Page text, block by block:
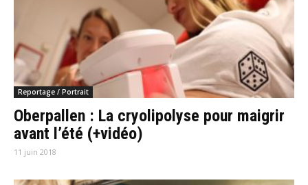
Reportage / Portrait
Oberpallen : La cryolipolyse pour maigrir
avant l’été (+vidéo)
11 juin 2018